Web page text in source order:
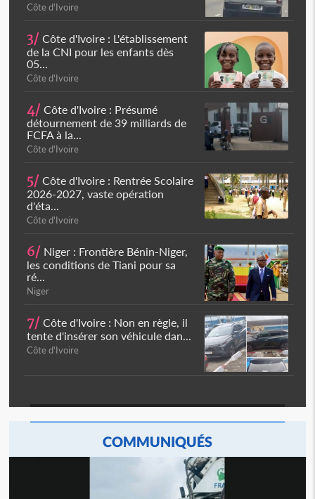
Côte d'Ivoire
3/ Côte d'Ivoire : L'établissement
de la CNI pour les enfants dès
05...
Côte d'Ivoire
4/ Côte d'Ivoire : Présumé
détournement de 39 milliards de
FCFA à la...
Côte d'Ivoire
5/ Côte d'Ivoire : Rentrée Scolaire
2026-2027, vaste opération
d'éta...
Côte d'Ivoire
6/ Niger : Frontière Bénin-Niger,
les conditions de Tiani pour sa
ré...
Niger
7/ Côte d'Ivoire : Non en règle, il
tente d'insérer son véhicule dan...
Côte d'Ivoire
COMMUNIQUÉS